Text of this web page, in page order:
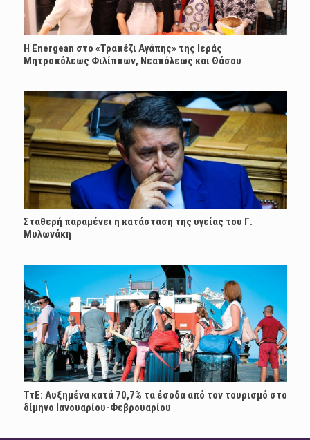
H Energean στο «Τραπέζι Αγάπης» της Ιεράς
Μητροπόλεως Φιλίππων, Νεαπόλεως και Θάσου
Σταθερή παραμένει η κατάσταση της υγείας του Γ.
Μυλωνάκη
ΤτΕ: Αυξημένα κατά 70,7% τα έσοδα από τον τουρισμό στο
δίμηνο Ιανουαρίου-Φεβρουαρίου